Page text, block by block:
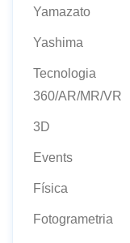
Yamazato
Yashima
Tecnologia
360/AR/MR/VR
3D
Events
Física
Fotogrametria